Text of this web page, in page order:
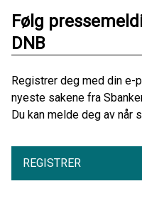
Følg
DNB
Registrer deg med din e-
nyeste sakene fra
Du kan melde deg av når
REGISTRER